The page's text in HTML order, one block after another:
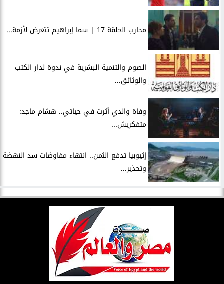
محارب الحلقة 17 | سما إبراهيم تتعرض لأزمة...
الصوم والتنمية البشرية في ندوة لدار الكتب
والوثائق...
وفاة والدي أثرت في حياتي.. هشام ماجد:
متفكريش...
إثيوبيا تدفع الثمن.. انتهاء مفاوضات سد النهضة
وتحذير...